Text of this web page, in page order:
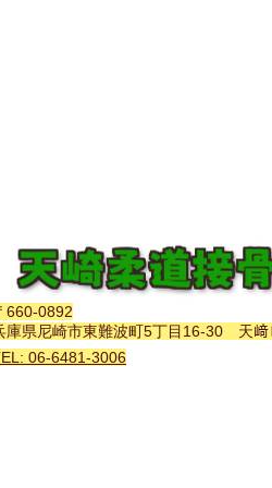
06-6481-3006
660-0892
庫県尼崎市東難波町5丁目16-30 天﨑